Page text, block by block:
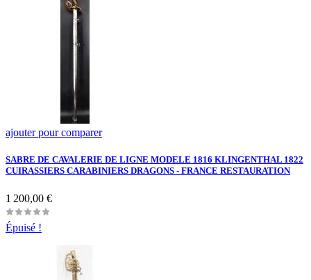
ajouter pour comparer
SABRE DE CAVALERIE DE LIGNE MODELE 1816 KLINGENTHAL 1822
CUIRASSIERS CARABINIERS DRAGONS - FRANCE RESTAURATION
Prix
1 200,00 €
Épuisé !